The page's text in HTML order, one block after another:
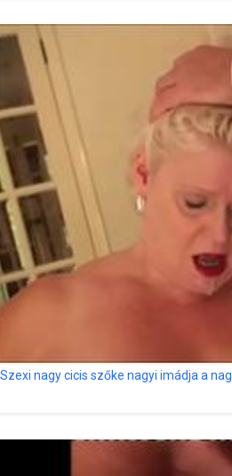
Szexi nagy cicis szőke nagyi imádja a